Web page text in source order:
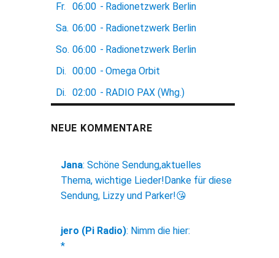
Fr. 06:00 - Radionetzwerk Berlin
Sa. 06:00 - Radionetzwerk Berlin
So. 06:00 - Radionetzwerk Berlin
Di. 00:00 - Omega Orbit
Di. 02:00 - RADIO PAX (Whg.)
NEUE KOMMENTARE
Jana: Schöne Sendung,aktuelles
Thema, wichtige Lieder!Danke für diese
Sendung, Lizzy und Parker!😘
jero (Pi Radio): Nimm die hier:
*